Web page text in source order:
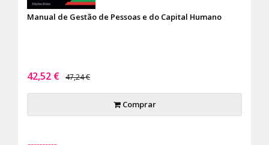
Manual de Gestão de Pessoas e do Capital Humano
42,52 € 47,24 €
Comprar